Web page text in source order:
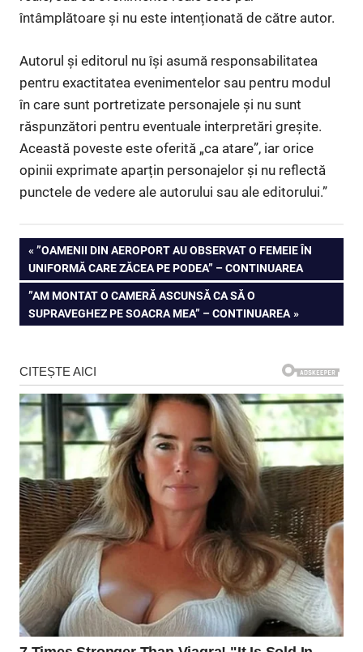
întâmplătoare și nu este intenționată de către autor.
Autorul și editorul nu își asumă responsabilitatea
pentru exactitatea evenimentelor sau pentru modul
în care sunt portretizate personajele și nu sunt
răspunzători pentru eventuale interpretări greșite.
Această poveste este oferită „ca atare”, iar orice
opinii exprimate aparțin personajelor și nu reflectă
punctele de vedere ale autorului sau ale editorului.”
Navigare
în
articole
PREVIOUS
POST:
”OAMENII DIN AEROPORT AU OBSERVAT O FEMEIE ÎN
UNIFORMĂ CARE ZĂCEA PE PODEA” – CONTINUAREA
NEXT
POST:
”AM MONTAT O CAMERĂ ASCUNSĂ CA SĂ O
SUPRAVEGHEZ PE SOACRA MEA” – CONTINUAREA